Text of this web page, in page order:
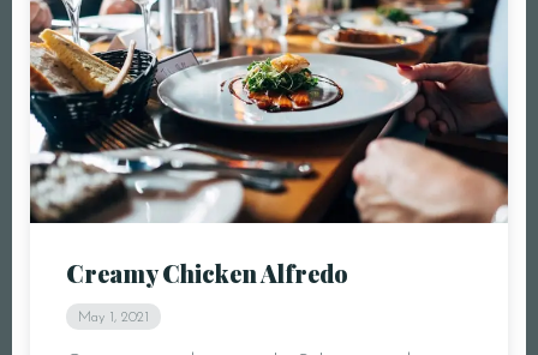
Creamy Chicken Alfredo
May 1, 2021